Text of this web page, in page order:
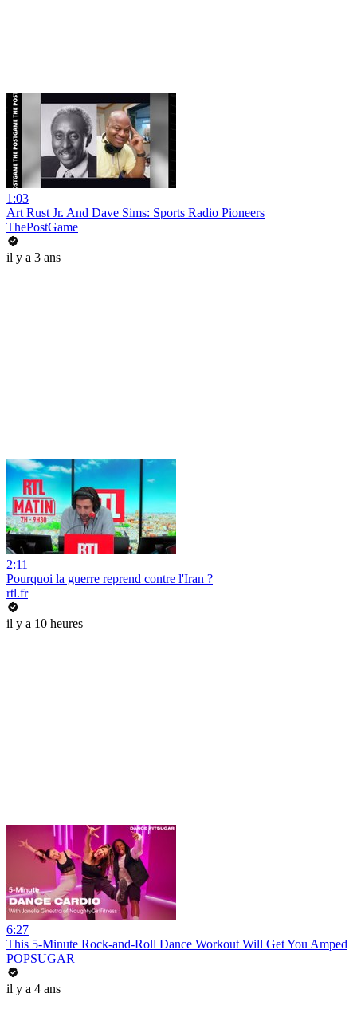
1:03
Art Rust Jr. And Dave Sims: Sports Radio Pioneers
ThePostGame
il y a 3 ans
2:11
Pourquoi la guerre reprend contre l'Iran ?
rtl.fr
il y a 10 heures
6:27
This 5-Minute Rock-and-Roll Dance Workout Will Get You Amped
POPSUGAR
il y a 4 ans